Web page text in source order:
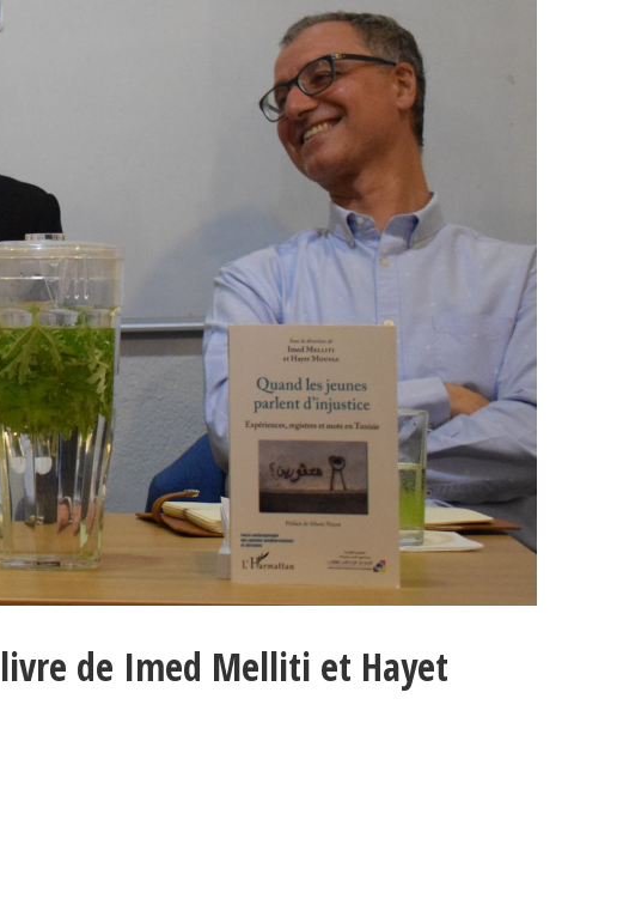
de Imed Melliti et Hayet